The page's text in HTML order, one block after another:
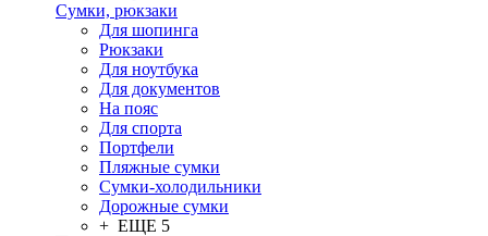
Сумки, рюкзаки
Для шопинга
Рюкзаки
Для ноутбука
Для документов
На пояс
Для спорта
Портфели
Пляжные сумки
Сумки-холодильники
Дорожные сумки
+ ЕЩЕ 5